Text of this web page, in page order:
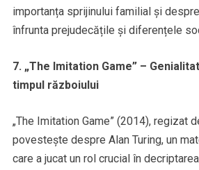
importanța sprijinului familial și
înfrunta prejudecățile și diferențele
7. „The Imitation Game” –
timpul războiului
„The Imitation Game” (2014), regizat
povestește despre Alan Turing, un
care a jucat un rol crucial în